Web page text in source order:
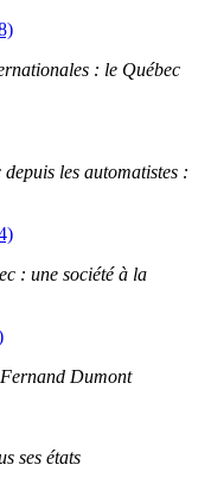
: le Québec
les automatistes :
: une société à la
Dumont
ses états